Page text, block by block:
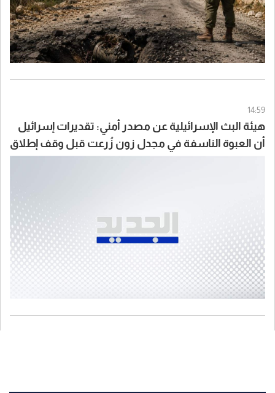
14:59
هيئة البث الإسرائيلية عن مصدر أمني: تقديرات إسرائيل
أن العبوة الناسفة في مجدل زون زُرعت قبل وقف إطلاق